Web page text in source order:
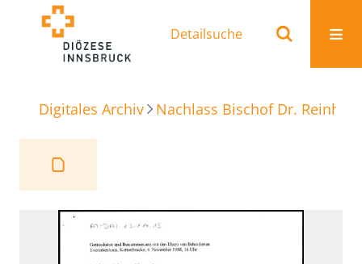
Detailsuche
Digitales Archiv Nachlass Bischof Dr.